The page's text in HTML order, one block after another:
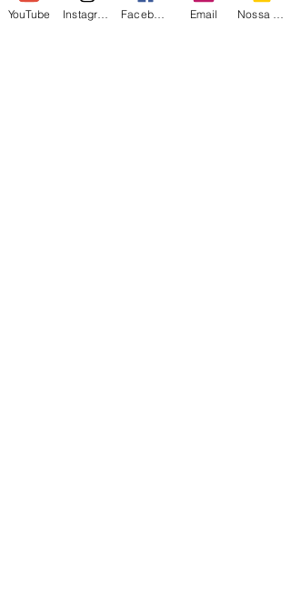
YouTube Email